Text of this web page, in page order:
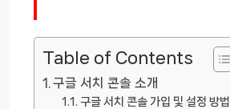
Table of Contents
구글 서치 콘솔 소개
구글 서치 콘솔 가입 및 설정 방법